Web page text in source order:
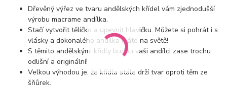
Dřevěný výřez ve tvaru andělských křídel vám zjednodušší
výrobu macrame andílka.
Stačí vytvořit tělíčko a upevnit hlavičku. Můžete si pohrát i s
vlásky a dokonalého andílka máte na světě!
S těmito andělskými křídly budou vaši andílci zase trochu
odlišní a originální!
Velkou výhodou je, že křídla stále drží tvar oproti těm ze
šňůrek.